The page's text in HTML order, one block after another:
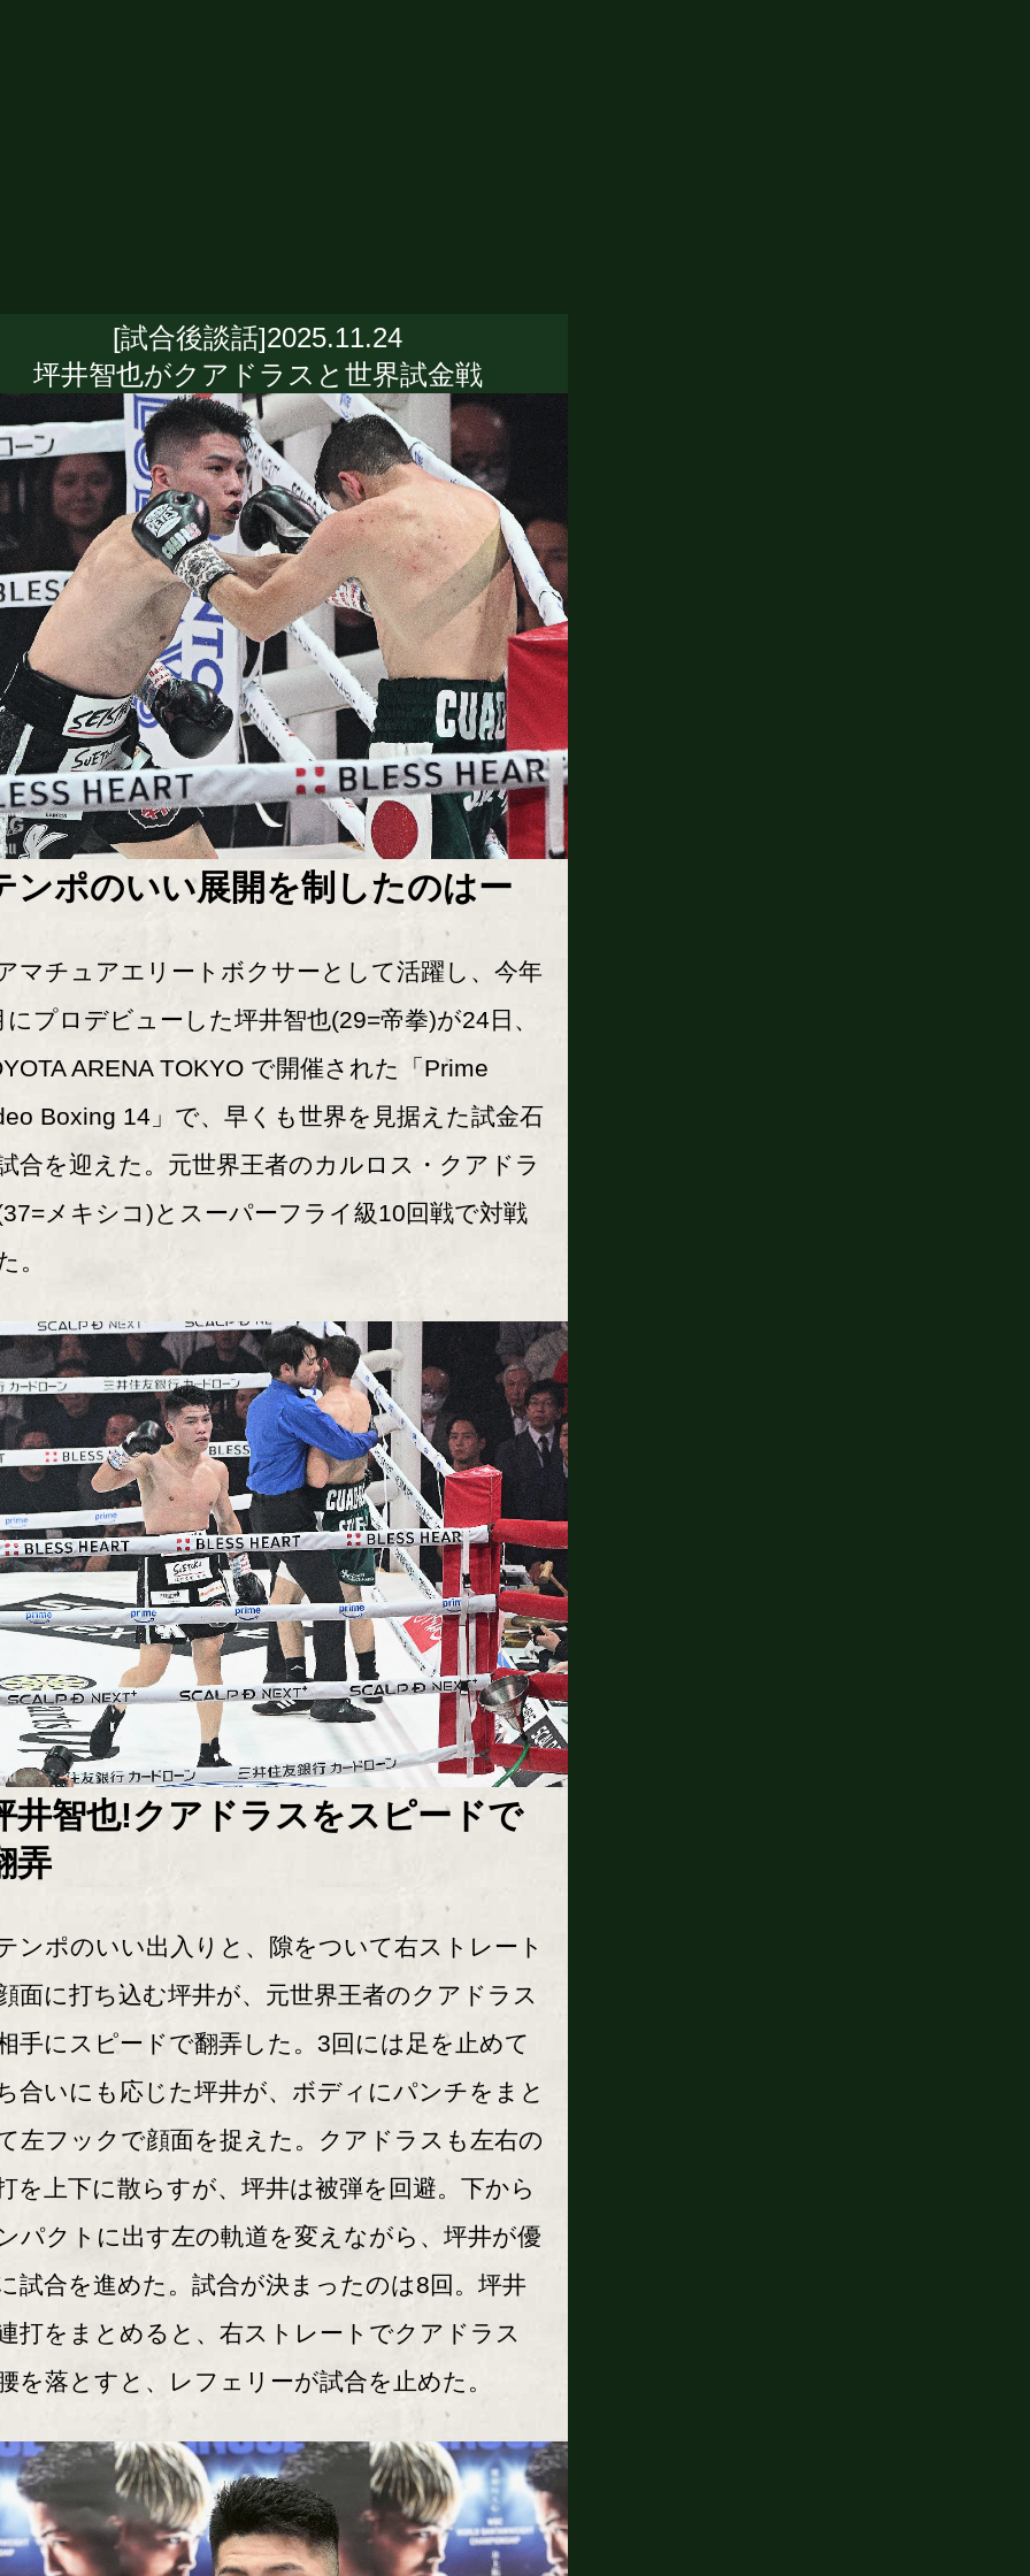
[試合後談話]2025.11.24
坪井智也がクアドラスと世界試金戦
ンポのいい展開を制したのはー
チュアエリートボクサーとして活躍し、今年
にプロデビューした坪井智也(29=帝拳)が24日、
ARENA TOKYO で開催された「Prime
Boxing 14」で、早くも世界を見据えた試金石
合を迎えた。元世界王者のカルロス・クアドラ
メキシコ)とスーパーフライ級10回戦で対戦
。
井智也!クアドラスをスピードで
弄
ポのいい出入りと、隙をついて右ストレート
面に打ち込む坪井が、元世界王者のクアドラス
手にスピードで翻弄した。3回には足を止めて
合いにも応じた坪井が、ボディにパンチをまと
左フックで顔面を捉えた。クアドラスも左右の
を上下に散らすが、坪井は被弾を回避。下から
パクトに出す左の軌道を変えながら、坪井が優
試合を進めた。試合が決まったのは8回。坪井
打をまとめると、右ストレートでクアドラス
を落とすと、レフェリーが試合を止めた。